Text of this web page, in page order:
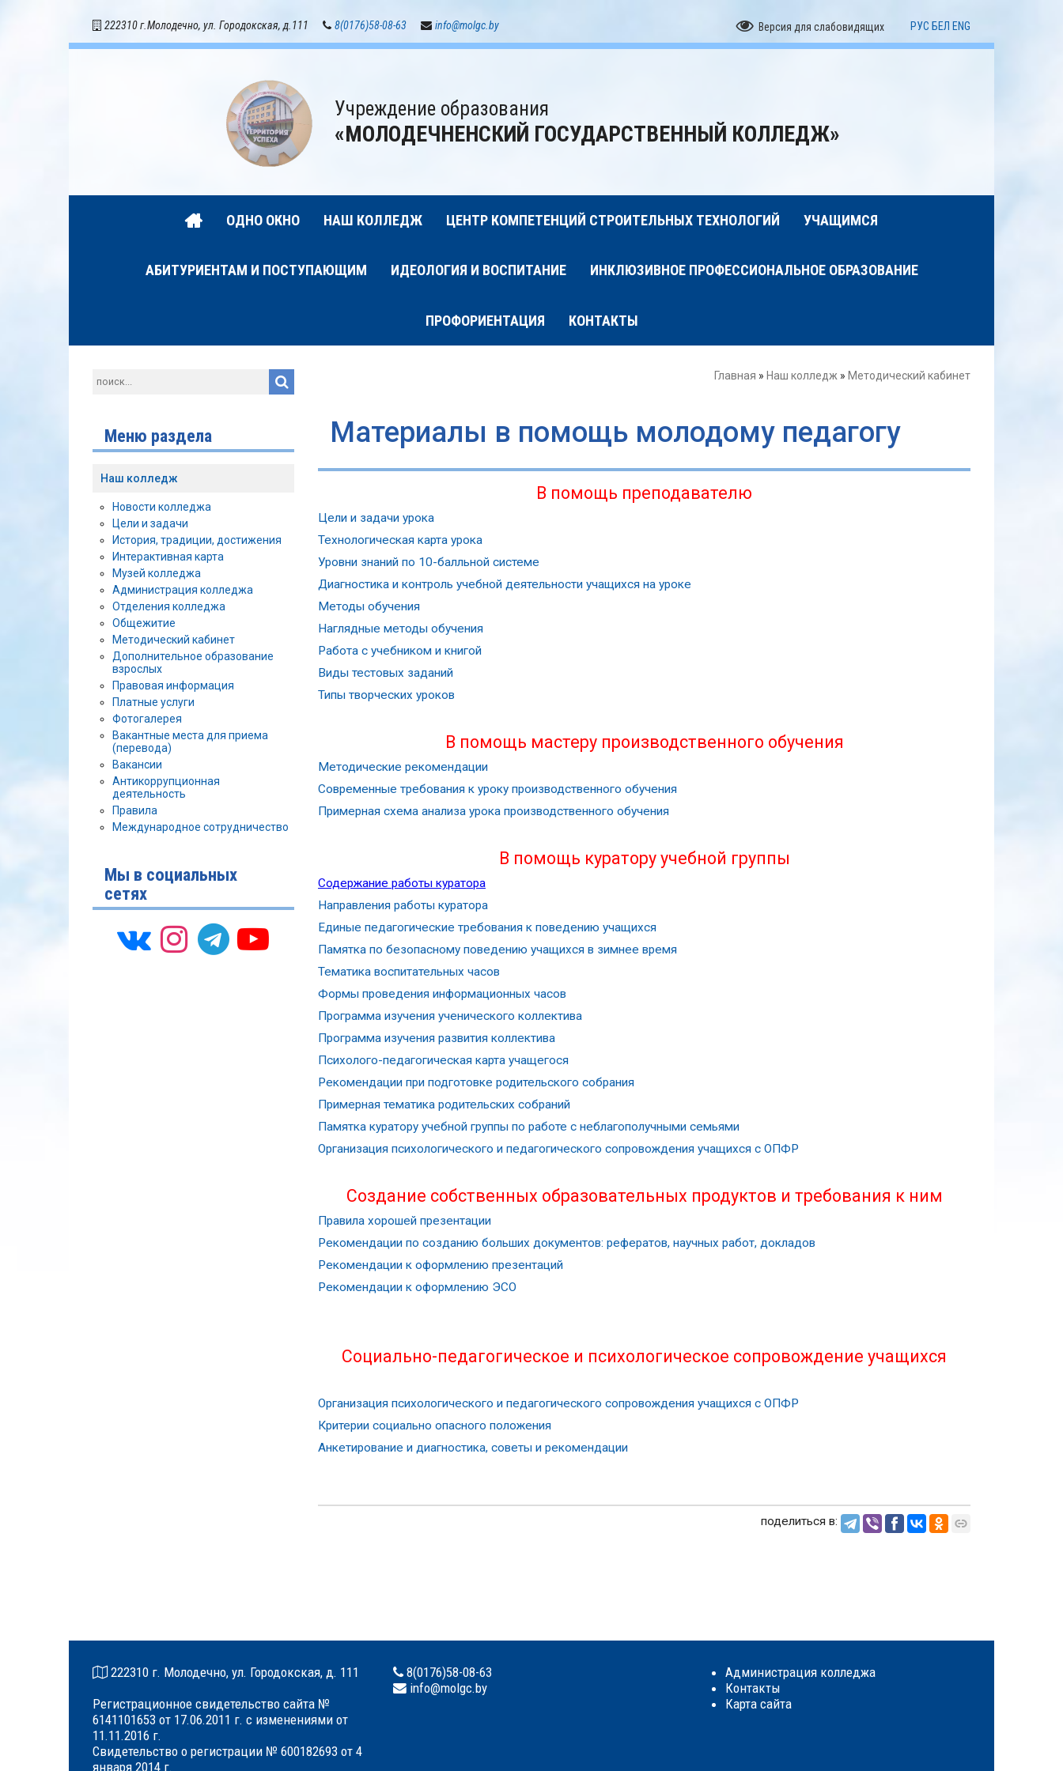
222310 г.Молодечно, ул. Городокская, д.111 8(0176)58-08-63 info@molgc.by Версия для слабовидящих РУС БЕЛ ENG
Учреждение образования
«МОЛОДЕЧНЕНСКИЙ ГОСУДАРСТВЕННЫЙ КОЛЛЕДЖ»
ОДНО ОКНО НАШ КОЛЛЕДЖ ЦЕНТР КОМПЕТЕНЦИЙ СТРОИТЕЛЬНЫХ ТЕХНОЛОГИЙ УЧАЩИМСЯ
АБИТУРИЕНТАМ И ПОСТУПАЮЩИМ ИДЕОЛОГИЯ И ВОСПИТАНИЕ ИНКЛЮЗИВНОЕ ПРОФЕССИОНАЛЬНОЕ ОБРАЗОВАНИЕ
ПРОФОРИЕНТАЦИЯ КОНТАКТЫ
Главная » Наш колледж » Методический кабинет
Материалы в помощь молодому педагогу
В помощь преподавателю
Цели и задачи урока
Технологическая карта урока
Уровни знаний по 10-балльной системе
Диагностика и контроль учебной деятельности учащихся на уроке
Методы обучения
Наглядные методы обучения
Работа с учебником и книгой
Виды тестовых заданий
Типы творческих уроков
В помощь мастеру производственного обучения
Методические рекомендации
Современные требования к уроку производственного обучения
Примерная схема анализа урока производственного обучения
В помощь куратору учебной группы
Содержание работы куратора
Направления работы куратора
Единые педагогические требования к поведению учащихся
Памятка по безопасному поведению учащихся в зимнее время
Тематика воспитательных часов
Формы проведения информационных часов
Программа изучения ученического коллектива
Программа изучения развития коллектива
Психолого-педагогическая карта учащегося
Рекомендации при подготовке родительского собрания
Примерная тематика родительских собраний
Памятка куратору учебной группы по работе с неблагополучными семьями
Организация психологического и педагогического сопровождения учащихся с ОПФР
Создание собственных образовательных продуктов и требования к ним
Правила хорошей презентации
Рекомендации по созданию больших документов: рефератов, научных работ, докладов
Рекомендации к оформлению презентаций
Рекомендации к оформлению ЭСО
Социально-педагогическое и психологическое сопровождение учащихся
Организация психологического и педагогического сопровождения учащихся с ОПФР
Критерии социально опасного положения
Анкетирование и диагностика, советы и рекомендации
поделиться в:
Меню раздела
Наш колледж
Новости колледжа
Цели и задачи
История, традиции, достижения
Интерактивная карта
Музей колледжа
Администрация колледжа
Отделения колледжа
Общежитие
Методический кабинет
Дополнительное образование
взрослых
Правовая информация
Платные услуги
Фотогалерея
Вакантные места для приема
(перевода)
Вакансии
Антикоррупционная
деятельность
Правила
Международное сотрудничество
Мы в социальных
сетях
222310 г. Молодечно, ул. Городокская, д. 111
Регистрационное свидетельство сайта №
6141101653 от 17.06.2011 г. с изменениями от
11.11.2016 г.
Свидетельство о регистрации № 600182693 от 4
января 2014 г.
8(0176)58-08-63
info@molgc.by
Администрация колледжа
Контакты
Карта сайта